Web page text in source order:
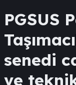
PGSUS
senedi
ve